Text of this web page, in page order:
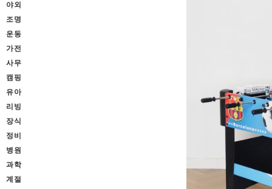
야외
조명
운동
가전
사무
캠핑
유아
리빙
장식
정비
병원
과학
계절